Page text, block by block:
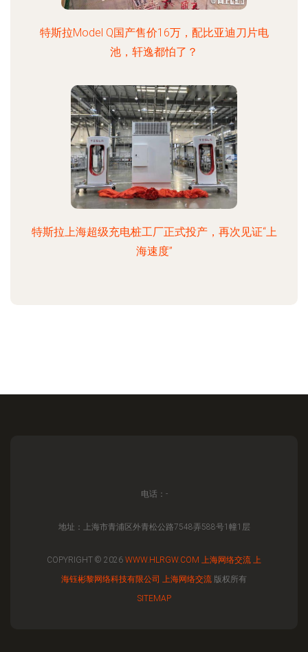
特斯拉Model Q国产售价16万，配比亚迪刀片电
池，轩逸都怕了？
特斯拉上海超级充电桩工厂正式投产，再次见证“上
海速度”
电话：-
地址：上海市青浦区外青松公路7548弄588号1幢1层
COPYRIGHT © 2026 WWW.HLRGW.COM 上海网络交流 上
海钰彬黎网络科技有限公司 上海网络交流 版权所有
SITEMAP